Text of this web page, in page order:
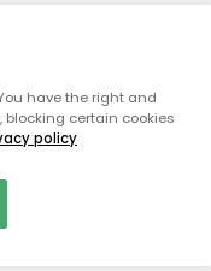
du
have the right and
blocking certain cookies
policy